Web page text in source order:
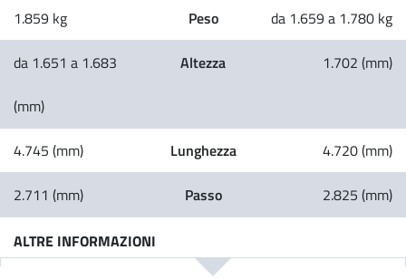
1.859 kg Peso da 1.659 a 1.780 kg
da 1.651 a 1.683
(mm)
Altezza 1.702 (mm)
4.745 (mm) Lunghezza 4.720 (mm)
2.711 (mm) Passo 2.825 (mm)
ALTRE INFORMAZIONI